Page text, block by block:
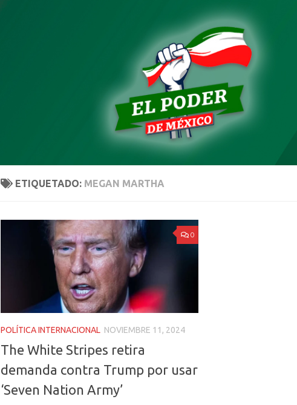
ETIQUETADO: MEGAN MARTHA
0
POLÍTICA INTERNACIONAL NOVIEMBRE 11, 2024
The White Stripes retira
demanda contra Trump por usar
‘Seven Nation Army’